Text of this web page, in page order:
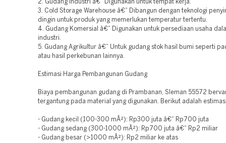
2. Gudang Industri â€“ Digunakan untuk tempat kerja.
3. Cold Storage Warehouse â€“ Dibangun dengan teknologi
dingin untuk produk yang memerlukan temperatur tertentu.
4. Gudang Komersial â€“ Digunakan untuk persediaan usaha
industri.
5. Gudang Agrikultur â€“ Untuk gudang stok hasil bumi seperti
atau hasil perkebunan lainnya.
Estimasi Harga Pembangunan Gudang
Biaya pembangunan gudang di Prambanan, Sleman 55572
tergantung pada material yang digunakan. Berikut adalah
- Gudang kecil (100-300 mÂ²): Rp300 juta â€“ Rp700 juta
- Gudang sedang (300-1000 mÂ²): Rp700 juta â€“ Rp2 miliar
- Gudang besar (>1000 mÂ²): Rp2 miliar ke atas